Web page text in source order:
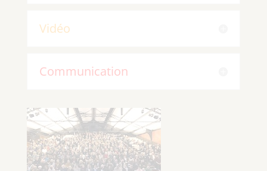
Vidéo
Communication